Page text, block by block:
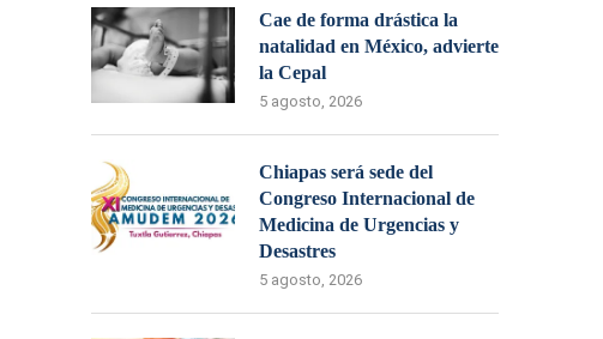
Cae de forma drástica la
natalidad en México, advierte
la Cepal
5 agosto, 2026
Chiapas será sede del
Congreso Internacional de
Medicina de Urgencias y
Desastres
5 agosto, 2026